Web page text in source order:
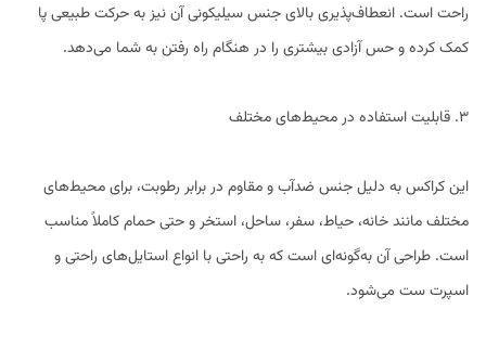
راحت است. انعطاف‌پذیری بالای جنس سیلیکونی آن نیز به حرکت طبیعی پا
کمک کرده و حس آزادی بیشتری را در هنگام راه رفتن به شما می‌دهد.
3. قابلیت استفاده در محیط‌های مختلف
این کراکس به دلیل جنس ضدآب و مقاوم در برابر رطوبت، برای محیط‌های
مختلف مانند خانه، حیاط، سفر، ساحل، استخر و حتی حمام کاملاً مناسب
است. طراحی آن به‌گونه‌ای است که به راحتی با انواع استایل‌های راحتی و
اسپرت ست می‌شود.